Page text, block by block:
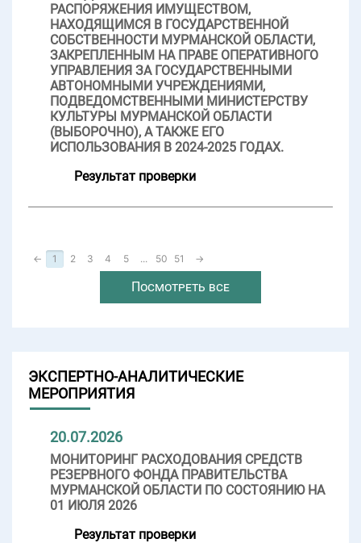
РАСПОРЯЖЕНИЯ ИМУЩЕСТВОМ,
НАХОДЯЩИМСЯ В ГОСУДАРСТВЕННОЙ
СОБСТВЕННОСТИ МУРМАНСКОЙ ОБЛАСТИ,
ЗАКРЕПЛЕННЫМ НА ПРАВЕ ОПЕРАТИВНОГО
УПРАВЛЕНИЯ ЗА ГОСУДАРСТВЕННЫМИ
АВТОНОМНЫМИ УЧРЕЖДЕНИЯМИ,
ПОДВЕДОМСТВЕННЫМИ МИНИСТЕРСТВУ
КУЛЬТУРЫ МУРМАНСКОЙ ОБЛАСТИ
(ВЫБОРОЧНО), А ТАКЖЕ ЕГО
ИСПОЛЬЗОВАНИЯ В 2024-2025 ГОДАХ.
Результат проверки
← 1 2 3 4 5 ... 50 51 →
Посмотреть все
ЭКСПЕРТНО-АНАЛИТИЧЕСКИЕ
МЕРОПРИЯТИЯ
20.07.2026
МОНИТОРИНГ РАСХОДОВАНИЯ СРЕДСТВ
РЕЗЕРВНОГО ФОНДА ПРАВИТЕЛЬСТВА
МУРМАНСКОЙ ОБЛАСТИ ПО СОСТОЯНИЮ НА
01 ИЮЛЯ 2026
Результат проверки